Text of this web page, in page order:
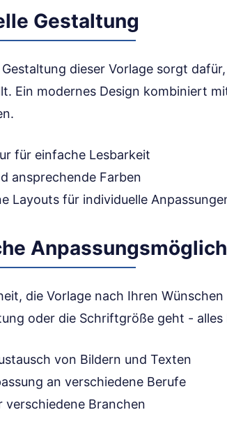
Gestaltung
dieser Vorlage sorgt
Ein modernes Design kombiniert
für einfache Lesbarkeit
ansprechende Farben
Layouts für individuelle
die Vorlage nach Ihren
oder die Schriftgröße geht -
von Bildern und Texten
an verschiedene Berufe
verschiedene Branchen